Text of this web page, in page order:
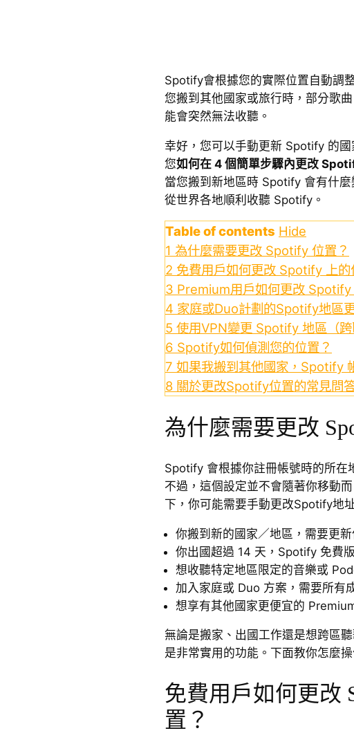
Spotify會根據您的實際位置自動調
您搬到其他國家或旅行時，部分歌
能會突然無法收聽。
幸好，您可以手動更新 Spotify 的
您如何在 4 個簡單步驟內更改
當您搬到新地區時 Spotify 會有什
從世界各地順利收聽 Spotify。
Table of contents Hide
1 為什麼需要更改 Spotify 位置？
2 免費用戶如何更改 Spotify 上的
3 Premium用戶如何更改 Spotify
4 家庭或Duo計劃的Spotify地區
5 使用VPN變更 Spotify 地區（跨
6 Spotify如何偵測您的位置？
7 如果我搬到其他國家，Spotify
8 關於更改Spotify位置的常見問
為什麼需要更改
Spotify 會根據你註冊帳號時的所在
不過，這個設定並不會隨著你移動
下，你可能需要手動更改Spotify地
你搬到新的國家／地區，需要更新
你出國超過 14 天，Spotify 免費
想收聽特定地區限定的音樂或
加入家庭或 Duo 方案，需要所有
想享有其他國家更便宜的
無論是搬家、出國工作還是想跨區聽
是非常實用的功能。下面教你怎麼操
免費用戶如何更改
置？